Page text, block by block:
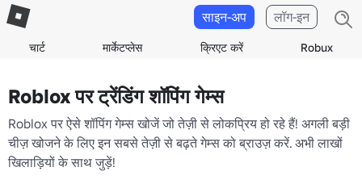
चार्ट मार्केटप्लेस क्रिएट करें Robux
साइन-अप लॉग-इन
Roblox पर ट्रेंडिंग शॉपिंग गेम्स
Roblox पर ऐसे शॉपिंग गेम्स खोजें जो तेज़ी से लोकप्रिय हो रहे हैं! अगली बड़ी
चीज़ खोजने के लिए इन सबसे तेज़ी से बढ़ते गेम्स को ब्राउज़ करें. अभी लाखों
खिलाड़ियों के साथ जुड़ें!